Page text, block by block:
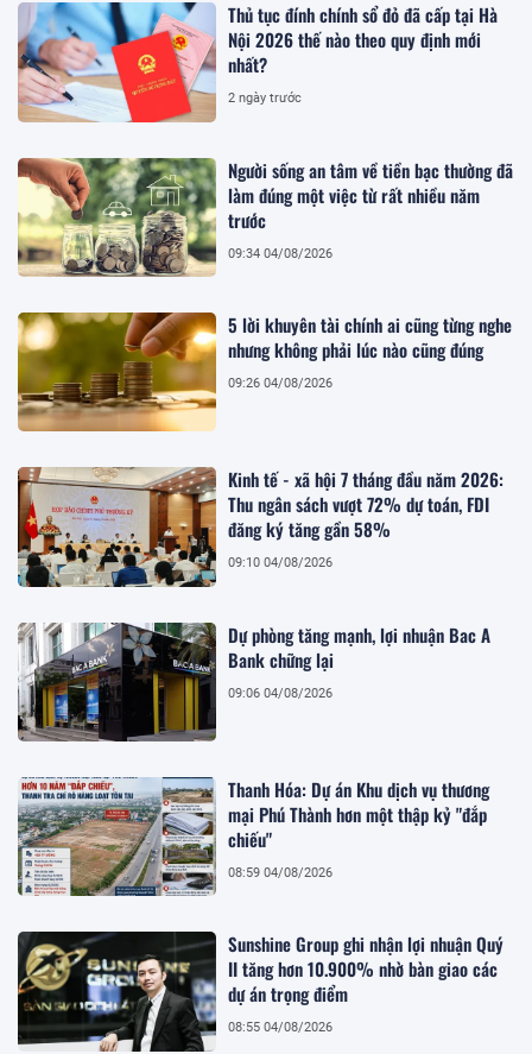
Thủ tục đính chính sổ đỏ đã cấp tại Hà
Nội 2026 thế nào theo quy định mới
nhất?
2 ngày trước
Người sống an tâm về tiền bạc thường đã
làm đúng một việc từ rất nhiều năm
trước
09:34 04/08/2026
5 lời khuyên tài chính ai cũng từng nghe
nhưng không phải lúc nào cũng đúng
09:26 04/08/2026
Kinh tế - xã hội 7 tháng đầu năm 2026:
Thu ngân sách vượt 72% dự toán, FDI
đăng ký tăng gần 58%
09:10 04/08/2026
Dự phòng tăng mạnh, lợi nhuận Bac A
Bank chững lại
09:06 04/08/2026
Thanh Hóa: Dự án Khu dịch vụ thương
mại Phú Thành hơn một thập kỷ "đắp
chiếu"
08:59 04/08/2026
Sunshine Group ghi nhận lợi nhuận Quý
II tăng hơn 10.900% nhờ bàn giao các
dự án trọng điểm
08:55 04/08/2026